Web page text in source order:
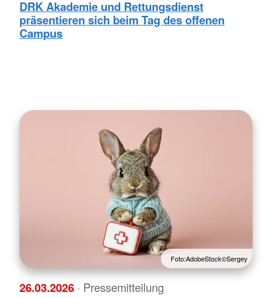
DRK Akademie und Rettungsdienst
präsentieren sich beim Tag des offenen
Campus
Foto:AdobeStock©Sergey
26.03.2026 · Pressemitteilung